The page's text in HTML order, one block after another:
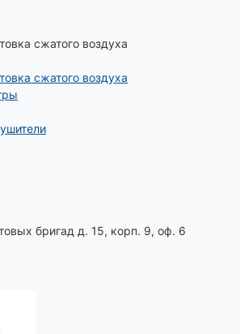
сжатого воздуха
сжатого воздуха
бригад д. 15, корп. 9, оф. 6